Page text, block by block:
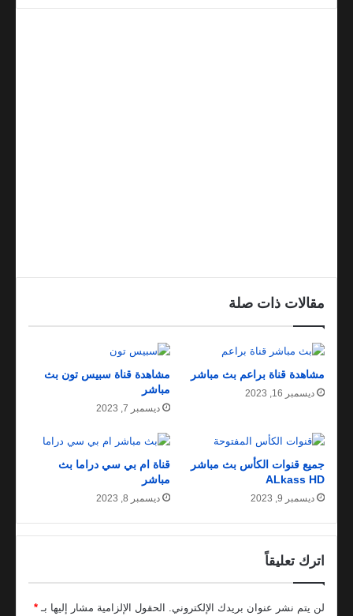
مقالات ذات صلة
مشاهدة قناة براعم بث مباشر
ديسمبر 16, 2023
مشاهدة قناة سبيس تون بث
مباشر
ديسمبر 7, 2023
جميع قنوات الكأس بث مباشر
ALkass HD
ديسمبر 9, 2023
قناة ام بي سي دراما بث
مباشر
ديسمبر 8, 2023
اترك تعليقاً
لن يتم نشر عنوان بريدك الإلكتروني. الحقول الإلزامية مشار إليها بـ *